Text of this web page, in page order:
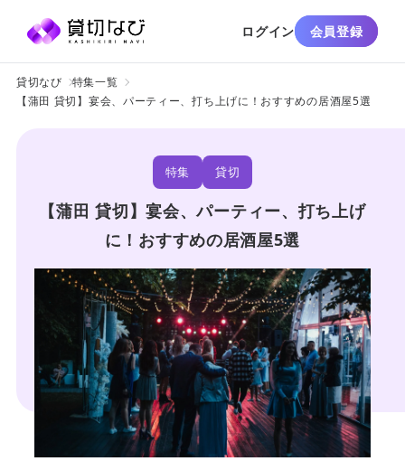
ログイン 会員登録
貸切なび
特集一覧
【蒲田 貸切】宴会、パーティー、打ち上げに！おすすめの居酒屋5選
特集 貸切
【蒲田 貸切】宴会、パーティー、打ち上げ
に！おすすめの居酒屋5選